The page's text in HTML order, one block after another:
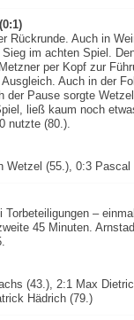
Rückrunde. Auch in
im achten Spiel.
per Kopf zur
Auch in der
der Pause sorgte
ließ kaum noch
nutzte (80.).
Wetzel (55.), 0:3 Pascal
–
45 Minuten.
(43.), 2:1 Max
Hädrich (79.)